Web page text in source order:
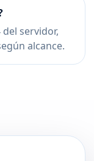
servidor,
alcance.